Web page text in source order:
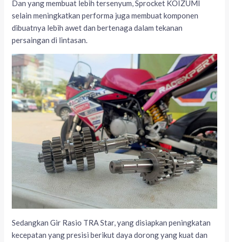
Dan yang membuat lebih tersenyum, Sprocket KOIZUMI
selain meningkatkan performa juga membuat komponen
dibuatnya lebih awet dan bertenaga dalam tekanan
persaingan di lintasan.
Sedangkan Gir Rasio TRA Star, yang disiapkan peningkatan
kecepatan yang presisi berikut daya dorong yang kuat dan